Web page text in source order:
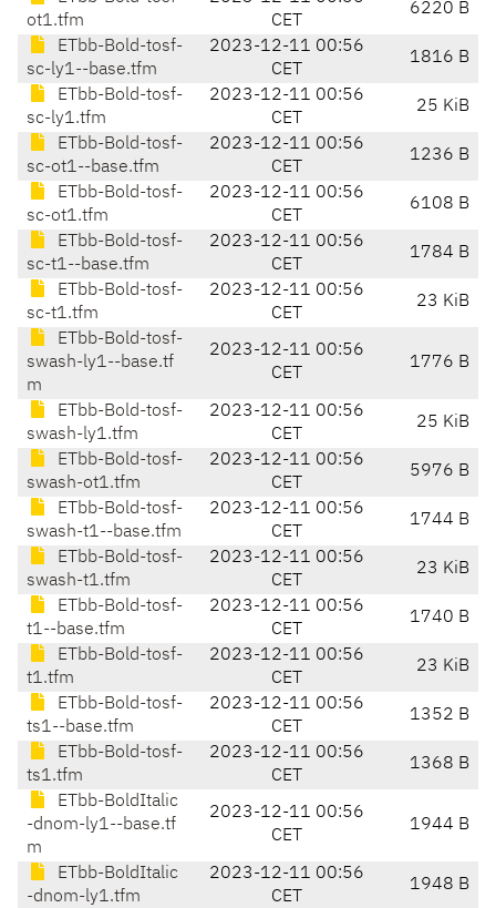
ot1.tfm
CET
6220 B
ETbb-Bold-tosf-
sc-ly1--base.tfm
2023-12-11 00:56
CET
1816 B
ETbb-Bold-tosf-
sc-ly1.tfm
2023-12-11 00:56
CET
25 KiB
ETbb-Bold-tosf-
sc-ot1--base.tfm
2023-12-11 00:56
CET
1236 B
ETbb-Bold-tosf-
sc-ot1.tfm
2023-12-11 00:56
CET
6108 B
ETbb-Bold-tosf-
sc-t1--base.tfm
2023-12-11 00:56
CET
1784 B
ETbb-Bold-tosf-
sc-t1.tfm
2023-12-11 00:56
CET
23 KiB
ETbb-Bold-tosf-
swash-ly1--base.tf
m
2023-12-11 00:56
CET
1776 B
ETbb-Bold-tosf-
swash-ly1.tfm
2023-12-11 00:56
CET
25 KiB
ETbb-Bold-tosf-
swash-ot1.tfm
2023-12-11 00:56
CET
5976 B
ETbb-Bold-tosf-
swash-t1--base.tfm
2023-12-11 00:56
CET
1744 B
ETbb-Bold-tosf-
swash-t1.tfm
2023-12-11 00:56
CET
23 KiB
ETbb-Bold-tosf-
t1--base.tfm
2023-12-11 00:56
CET
1740 B
ETbb-Bold-tosf-
t1.tfm
2023-12-11 00:56
CET
23 KiB
ETbb-Bold-tosf-
ts1--base.tfm
2023-12-11 00:56
CET
1352 B
ETbb-Bold-tosf-
ts1.tfm
2023-12-11 00:56
CET
1368 B
ETbb-BoldItalic
-dnom-ly1--base.tf
m
2023-12-11 00:56
CET
1944 B
ETbb-BoldItalic
-dnom-ly1.tfm
2023-12-11 00:56
CET
1948 B